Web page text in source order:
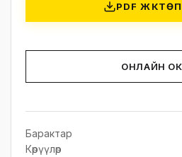
PDF
ОНЛАЙН
Барактар
Көрүүлөр